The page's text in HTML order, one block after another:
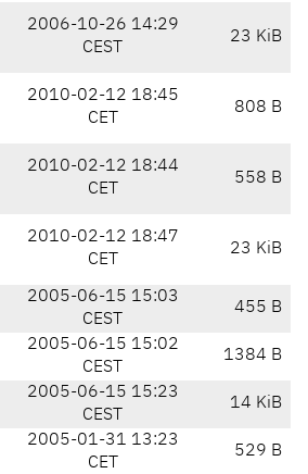
2006-10-26 14:29
CEST
23 KiB
2010-02-12 18:45
CET
808 B
2010-02-12 18:44
CET
558 B
2010-02-12 18:47
CET
23 KiB
2005-06-15 15:03
CEST
455 B
2005-06-15 15:02
CEST
1384 B
2005-06-15 15:23
CEST
14 KiB
2005-01-31 13:23
CET
529 B